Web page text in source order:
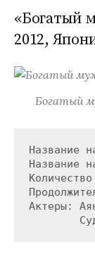
«Богатый
2012,
Богатый
Название
Название
Актеры: